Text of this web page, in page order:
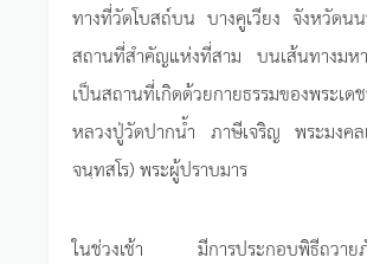
ทางที่วัดโบสถ์บน บางคูเวียง จังหวัดน
สถานที่สำคัญแห่งที่สาม บนเส้นทางมห
เป็นสถานที่เกิดด้วยกายธรรมของพระเ
หลวงปู่วัดปากน้ำ ภาษีเจริญ พระมงค
จนฺทสโร) พระผู้ปราบมาร
ในช่วงเช้า มีการประกอบพิธีถวายภั